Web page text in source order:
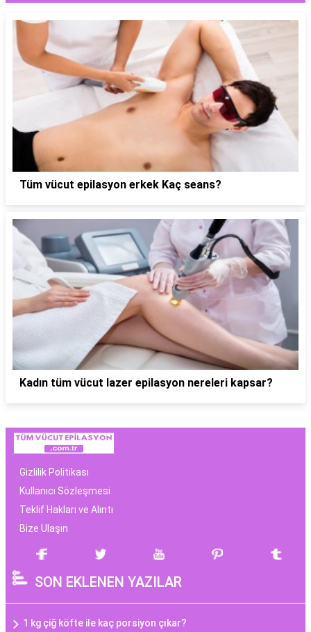
Tüm vücut epilasyon erkek Kaç seans?
Kadın tüm vücut lazer epilasyon nereleri kapsar?
Gizlilik Politikası
Kullanıcı Sözleşmesi
Teklif Hakları ve Alıntı
Bize Ulaşın
SON EKLENEN YAZILAR
1 kg çiğ köfte ile kaç porsiyon çıkar?